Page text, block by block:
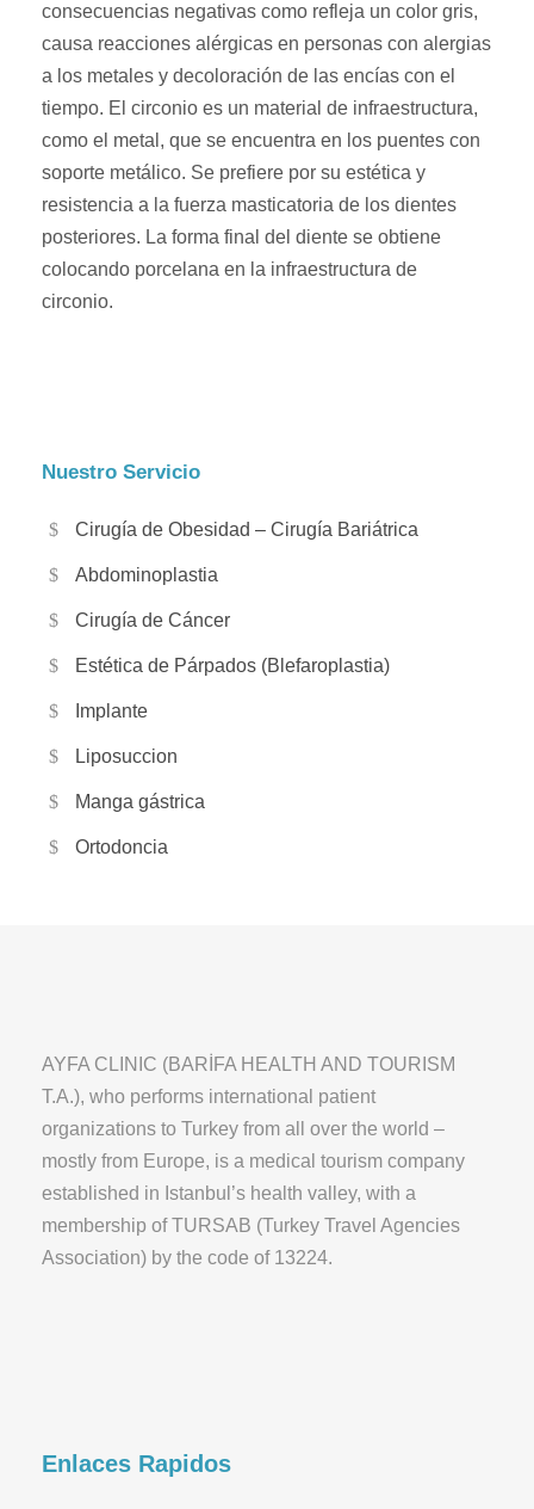
consecuencias negativas como refleja un color gris,
causa reacciones alérgicas en personas con alergias
a los metales y decoloración de las encías con el
tiempo. El circonio es un material de infraestructura,
como el metal, que se encuentra en los puentes con
soporte metálico. Se prefiere por su estética y
resistencia a la fuerza masticatoria de los dientes
posteriores. La forma final del diente se obtiene
colocando porcelana en la infraestructura de
circonio.
Nuestro Servicio
Cirugía de Obesidad – Cirugía Bariátrica
Abdominoplastia
Cirugía de Cáncer
Estética de Párpados (Blefaroplastia)
Implante
Liposuccion
Manga gástrica
Ortodoncia
AYFA CLINIC (BARİFA HEALTH AND TOURISM
T.A.), who performs international patient
organizations to Turkey from all over the world –
mostly from Europe, is a medical tourism company
established in Istanbul’s health valley, with a
membership of TURSAB (Turkey Travel Agencies
Association) by the code of 13224.
Enlaces Rapidos